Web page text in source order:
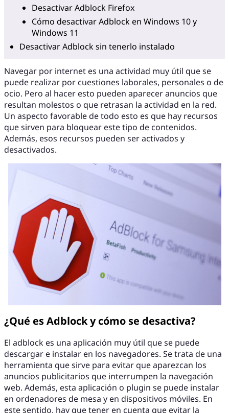
Desactivar Adblock Firefox
Cómo desactivar Adblock en Windows 10 y
Windows 11
Desactivar Adblock sin tenerlo instalado
Navegar por internet es una actividad muy útil que se
puede realizar por cuestiones laborales, personales o de
ocio. Pero al hacer esto pueden aparecer anuncios que
resultan molestos o que retrasan la actividad en la red.
Un aspecto favorable de todo esto es que hay recursos
que sirven para bloquear este tipo de contenidos.
Además, esos recursos pueden ser activados y
desactivados.
¿Qué es Adblock y cómo se desactiva?
El adblock es una aplicación muy útil que se puede
descargar e instalar en los navegadores. Se trata de una
herramienta que sirve para evitar que aparezcan los
anuncios publicitarios que interrumpen la navegación
web. Además, esta aplicación o plugin se puede instalar
en ordenadores de mesa y en dispositivos móviles. En
este sentido, hay que tener en cuenta que evitar la